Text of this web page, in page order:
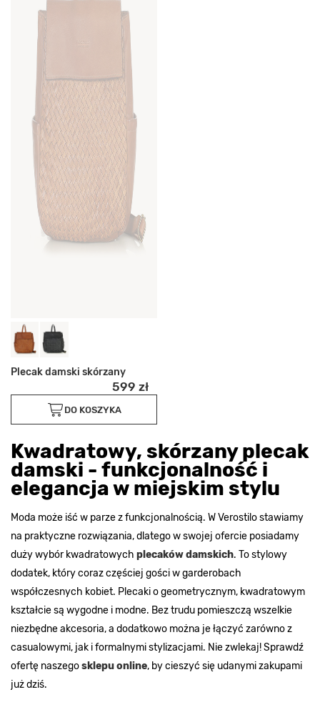
Plecak damski skórzany
599 zł
DO KOSZYKA
Kwadratowy, skórzany plecak
damski - funkcjonalność i
elegancja w miejskim stylu
Moda może iść w parze z funkcjonalnością. W Verostilo stawiamy
na praktyczne rozwiązania, dlatego w swojej ofercie posiadamy
duży wybór kwadratowych plecaków damskich. To stylowy
dodatek, który coraz częściej gości w garderobach
współczesnych kobiet. Plecaki o geometrycznym, kwadratowym
kształcie są wygodne i modne. Bez trudu pomieszczą wszelkie
niezbędne akcesoria, a dodatkowo można je łączyć zarówno z
casualowymi, jak i formalnymi stylizacjami. Nie zwlekaj! Sprawdź
ofertę naszegosklepu online, by cieszyć się udanymi zakupami
już dziś.